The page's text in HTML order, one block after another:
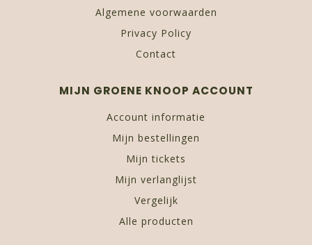
Algemene voorwaarden
Privacy Policy
Contact
MIJN GROENE KNOOP ACCOUNT
Account informatie
Mijn bestellingen
Mijn tickets
Mijn verlanglijst
Vergelijk
Alle producten